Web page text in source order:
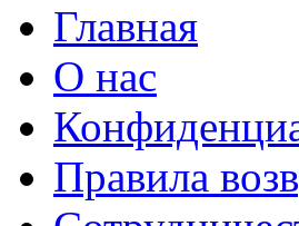
Главная
О нас
Правила